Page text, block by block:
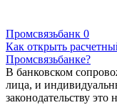
Промсвязьбанк 0
Как открыть
Промсвязьбанке?
В банковском
лица, и
законодательству это